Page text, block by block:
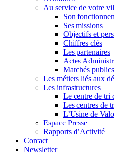
Au service de votre
Son
Ses missions
Objectifs et
Chiffres clés
Les partenaires
Actes
Marchés publics
Les métiers liés aux
Les infrastructures
Le centre de
Les centres de
L’Usine de
Espace Presse
Rapports d’Activité
Contact
Newsletter